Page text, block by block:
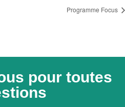
Programme Focus
pour toutes